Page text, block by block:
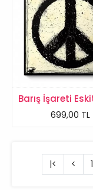
699,00 TL
|< < 1